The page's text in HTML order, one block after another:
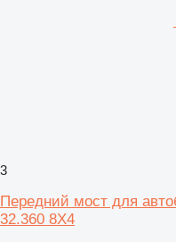
3
Передний мост для
32.360 8X4